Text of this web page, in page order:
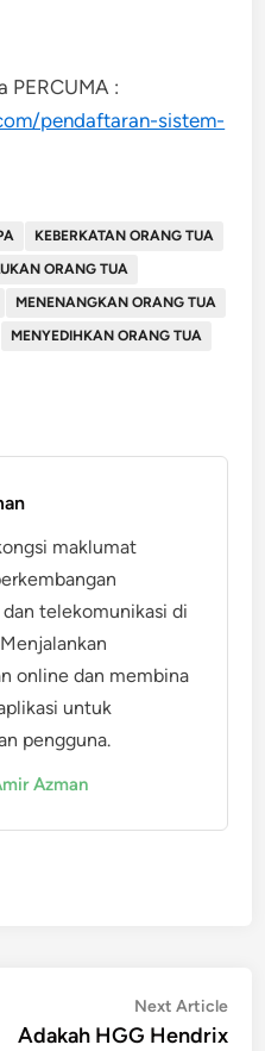
PERCUMA :
pendaftaran-sistem-
KEBERKATAN ORANG TUA
ORANG TUA
MENENANGKAN ORANG TUA
MENYEDIHKAN ORANG TUA
maklumat
telekomunikasi di
online dan membina
untuk
pengguna.
Azman
Next Article
Adakah HGG Hendrix